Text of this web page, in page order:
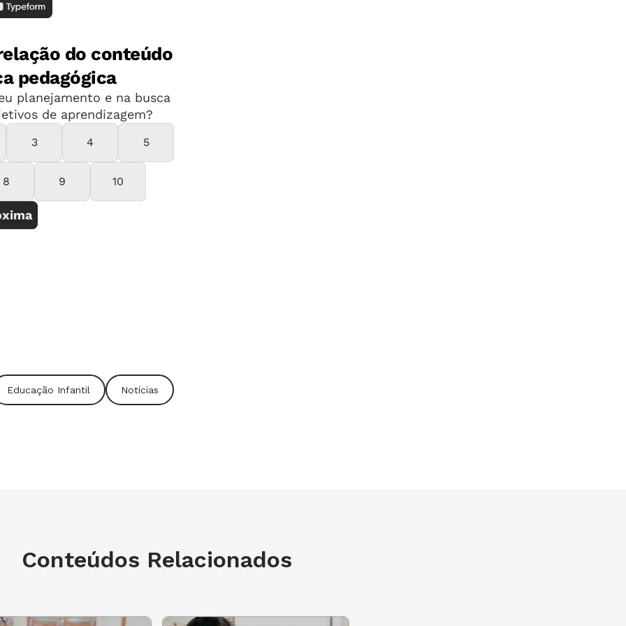
mais capazes de contribuir para
mundial na Educação
dos serviços, incluindo uma falta
em cada cinco crianças pequenas
os países de baixa e média
em idade pré-escolar do mundo,
fatores que impactam a
a Educação Infantil, um
Educação Infantil Notícias
Conteúdos Relacionados